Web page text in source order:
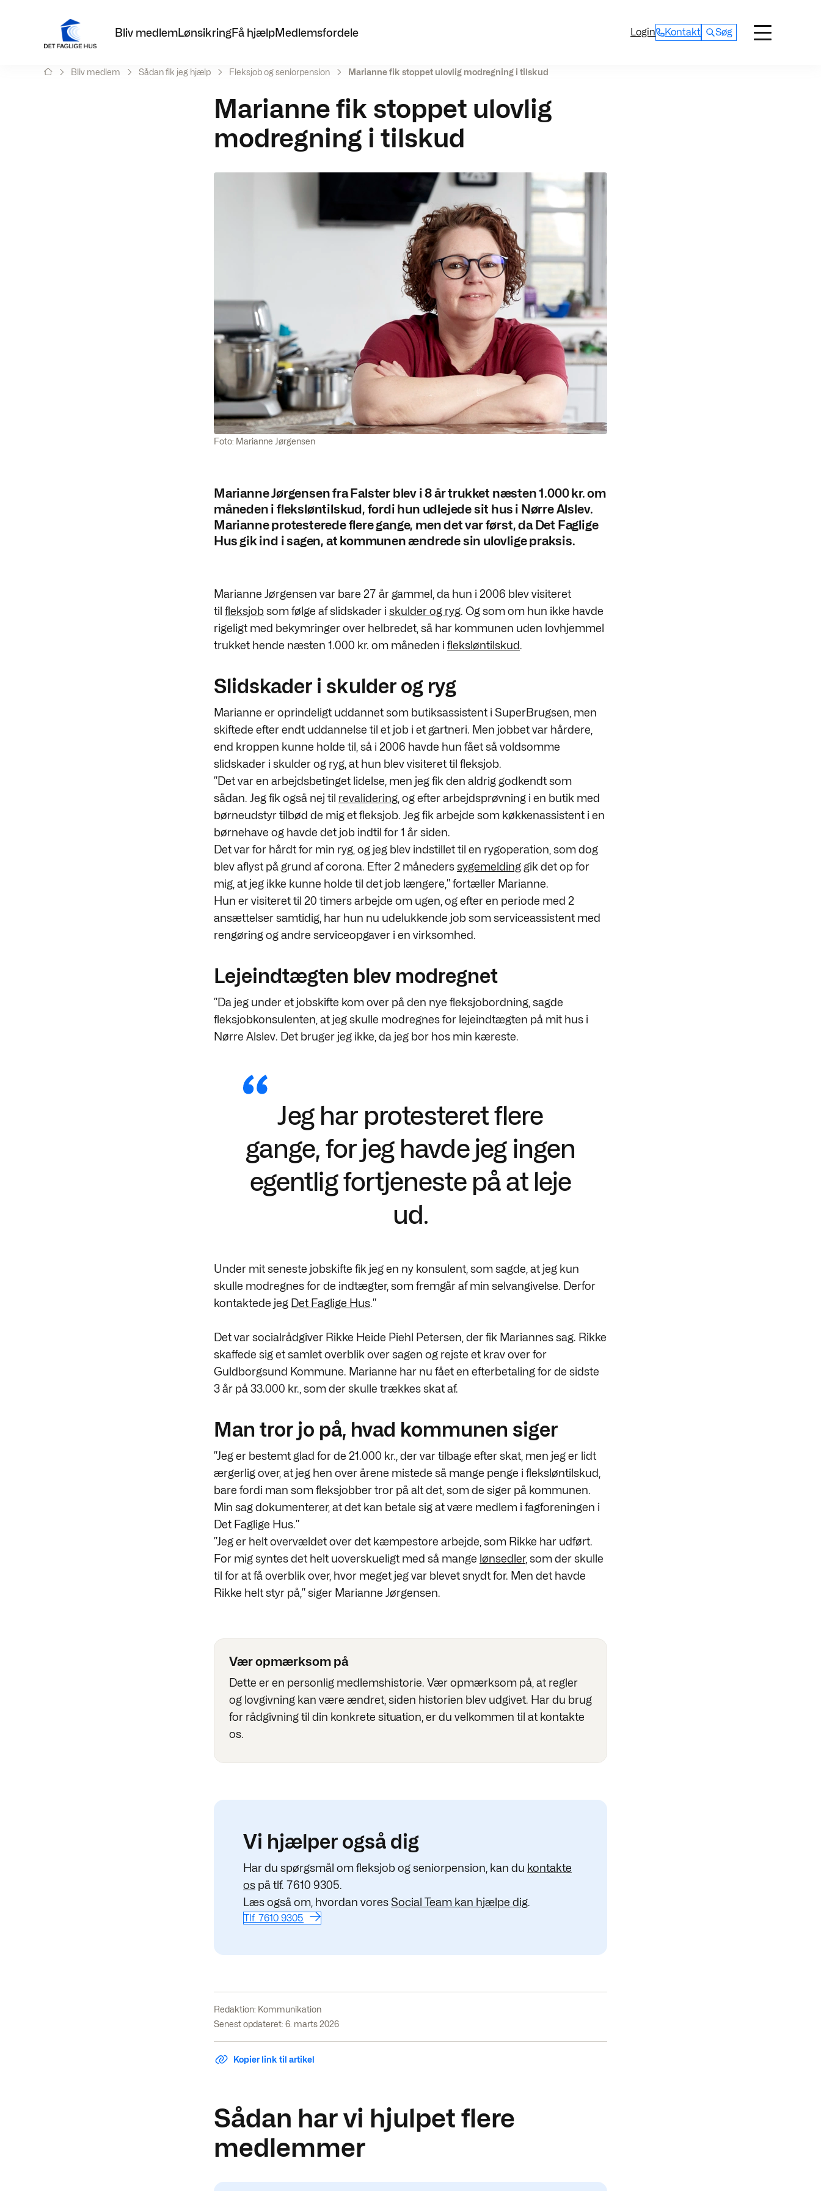
Bliv medlemLønsikringFå hjælpMedlemsfordele Login Kontakt Søg
Bliv medlem Sådan fik jeg hjælp Fleksjob og seniorpension Marianne fik stoppet ulovlig modregning i tilskud
Marianne fik stoppet ulovlig
modregning i tilskud
Foto: Marianne Jørgensen
Marianne Jørgensen fra Falster blev i 8 år trukket næsten 1.000 kr. om
måneden i fleksløntilskud, fordi hun udlejede sit hus i Nørre Alslev.
Marianne protesterede flere gange, men det var først, da Det Faglige
Hus gik ind i sagen, at kommunen ændrede sin ulovlige praksis.
Marianne Jørgensen var bare 27 år gammel, da hun i 2006 blev visiteret
til fleksjobsom følge af slidskader i skulder og ryg. Og som om hun ikke havde
rigeligt med bekymringer over helbredet, så har kommunen uden lovhjemmel
trukket hende næsten 1.000 kr. om måneden i fleksløntilskud.
Slidskader i skulder og ryg
Marianne er oprindeligt uddannet som butiksassistent i SuperBrugsen, men
skiftede efter endt uddannelse til et job i et gartneri. Men jobbet var hårdere,
end kroppen kunne holde til, så i 2006 havde hun fået så voldsomme
slidskader i skulder og ryg, at hun blev visiteret til fleksjob.
”Det var en arbejdsbetinget lidelse, men jeg fik den aldrig godkendt som
sådan. Jeg fik også nej til revalidering , og efter arbejdsprøvning i en butik med
børneudstyr tilbød de mig et fleksjob. Jeg fik arbejde som køkkenassistent i en
børnehave og havde det job indtil for 1 år siden.
Det var for hårdt for min ryg, og jeg blev indstillet til en rygoperation, som dog
blev aflyst på grund af corona. Efter 2 månederssygemelding gik det op for
mig, at jeg ikke kunne holde til det job længere,” fortæller Marianne.
Hun er visiteret til 20 timers arbejde om ugen, og efter en periode med 2
ansættelser samtidig, har hun nu udelukkende job som serviceassistent med
rengøring og andre serviceopgaver i en virksomhed.
Lejeindtægten blev modregnet
”Da jeg under et jobskifte kom over på den nye fleksjobordning, sagde
fleksjobkonsulenten, at jeg skulle modregnes for lejeindtægten på mit hus i
Nørre Alslev. Det bruger jeg ikke, da jeg bor hos min kæreste.
Jeg har protesteret flere
gange, for jeg havde jeg ingen
egentlig fortjeneste på at leje
ud.
Under mit seneste jobskifte fik jeg en ny konsulent, som sagde, at jeg kun
skulle modregnes for de indtægter, som fremgår af min selvangivelse. Derfor
kontaktede jeg Det Faglige Hus.”
Det var socialrådgiver Rikke Heide Piehl Petersen, der fik Mariannes sag. Rikke
skaffede sig et samlet overblik over sagen og rejste et krav over for
Guldborgsund Kommune. Marianne har nu fået en efterbetaling for de sidste
3 år på 33.000 kr., som der skulle trækkes skat af.
Man tror jo på, hvad kommunen siger
”Jeg er bestemt glad for de 21.000 kr., der var tilbage efter skat, men jeg er lidt
ærgerlig over, at jeg hen over årene mistede så mange penge i fleksløntilskud,
bare fordi man som fleksjobber tror på alt det, som de siger på kommunen.
Min sag dokumenterer, at det kan betale sig at være medlem i fagforeningen i
Det Faglige Hus.”
”Jeg er helt overvældet over det kæmpestore arbejde, som Rikke har udført.
For mig syntes det helt uoverskueligt med så mange lønsedler, som der skulle
til for at få overblik over, hvor meget jeg var blevet snydt for. Men det havde
Rikke helt styr på,” siger Marianne Jørgensen.
Vær opmærksom på
Dette er en personlig medlemshistorie. Vær opmærksom på, at regler
og lovgivning kan være ændret, siden historien blev udgivet. Har du brug
for rådgivning til din konkrete situation, er du velkommen til at kontakte
os.
Vi hjælper også dig
Har du spørgsmål om fleksjob og seniorpension, kan du kontakte
os på tlf. 7610 9305.
Læs også om, hvordan vores Social Team kan hjælpe dig.
Tlf. 7610 9305
Redaktion: Kommunikation
Senest opdateret: 6. marts 2026
Kopier link til artikel
Sådan har vi hjulpet flere
medlemmer